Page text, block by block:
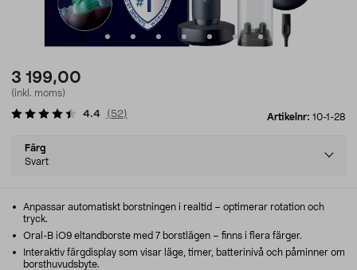
3 199,00
(inkl. moms)
Artikelnr: 10-1-28
4.4 ( 52)
Select
variant
Färg
Svart
Anpassar automatiskt borstningen i realtid – optimerar rotation och
tryck.
Oral-B iO9 eltandborste med 7 borstlägen – finns i flera färger.
Interaktiv färgdisplay som visar läge, timer, batterinivå och påminner om
borsthuvudsbyte.